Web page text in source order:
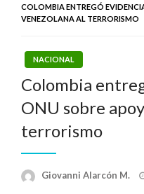
COLOMBIA ENTREGÓ
VENEZOLANA AL TERRORISMO
NACIONAL
Colombia
ONU sobre
terrorismo
Giovanni Alarcón M.